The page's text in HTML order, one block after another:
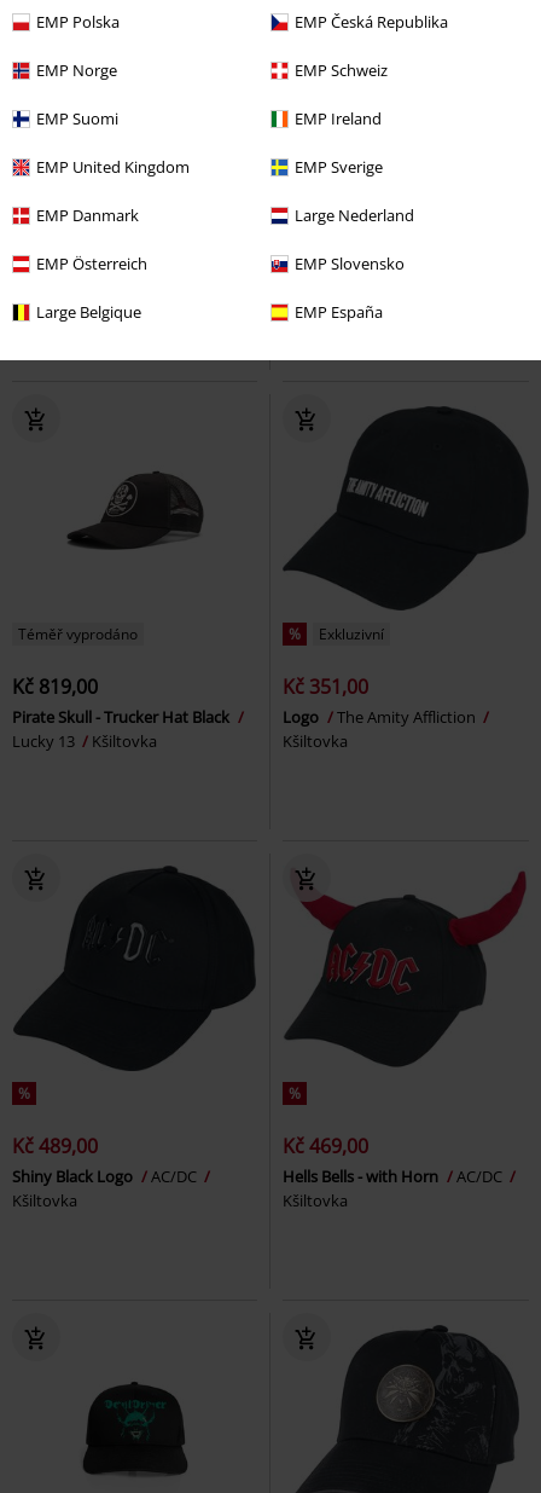
EMP Polska EMP Česká Republika
EMP Norge EMP Schweiz
EMP Suomi EMP Ireland
EMP United Kingdom EMP Sverige
EMP Danmark Large Nederland
EMP Österreich EMP Slovensko
Large Belgique EMP España
Kč 1.359,00
Trucker Cap American Heritage
% Exkluzivní
Kč 577,00
Logo Sleep Token
Téměř vyprodáno
Kč 819,00
Pirate Skull - Trucker Hat Black
Lucky 13
Kšiltovka
% Exkluzivní
Kč 351,00
Logo
The Amity Affliction
Kšiltovka
%
Kč 489,00
Shiny Black Logo
AC/DC
Kšiltovka
%
Kč 469,00
Hells Bells - with Horn
AC/DC
Kšiltovka